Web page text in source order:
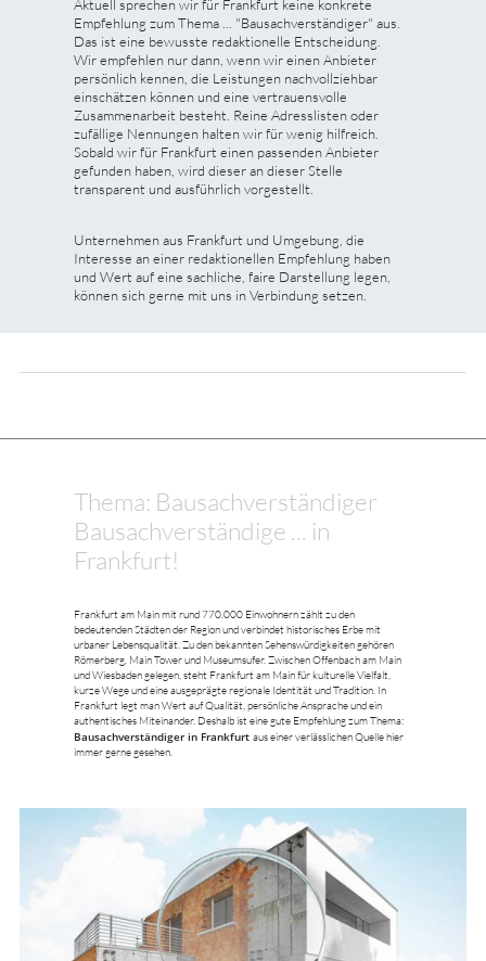
Aktuell sprechen wir für Frankfurt keine konkrete
Empfehlung zum Thema ... "Bausachverständiger" aus.
Das ist eine bewusste redaktionelle Entscheidung.
Wir empfehlen nur dann, wenn wir einen Anbieter
persönlich kennen, die Leistungen nachvollziehbar
einschätzen können und eine vertrauensvolle
Zusammenarbeit besteht. Reine Adresslisten oder
zufällige Nennungen halten wir für wenig hilfreich.
Sobald wir für Frankfurt einen passenden Anbieter
gefunden haben, wird dieser an dieser Stelle
transparent und ausführlich vorgestellt.
Unternehmen aus Frankfurt und Umgebung, die
Interesse an einer redaktionellen Empfehlung haben
und Wert auf eine sachliche, faire Darstellung legen,
können sich gerne mit uns in Verbindung setzen.
Thema: Bausachverständiger
Bausachverständige ... in
Frankfurt!
Frankfurt am Main mit rund 770.000 Einwohnern zählt zu den
bedeutenden Städten der Region und verbindet historisches Erbe mit
urbaner Lebensqualität. Zu den bekannten Sehenswürdigkeiten gehören
Römerberg, Main Tower und Museumsufer. Zwischen Offenbach am Main
und Wiesbaden gelegen, steht Frankfurt am Main für kulturelle Vielfalt,
kurze Wege und eine ausgeprägte regionale Identität und Tradition. In
Frankfurt legt man Wert auf Qualität, persönliche Ansprache und ein
authentisches Miteinander. Deshalb ist eine gute Empfehlung zum Thema:
Bausachverständiger in Frankfurt aus einer verlässlichen Quelle hier
immer gerne gesehen.